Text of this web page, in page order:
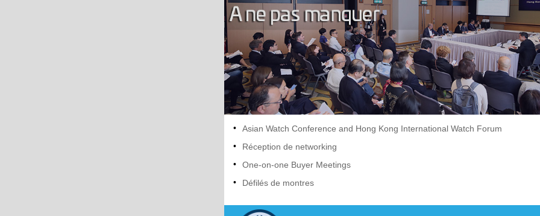
•
Asian Watch Conference and Hong Kong International Watch Forum
•
Réception de networking
•
One-on-one Buyer Meetings
•
Défilés de montres